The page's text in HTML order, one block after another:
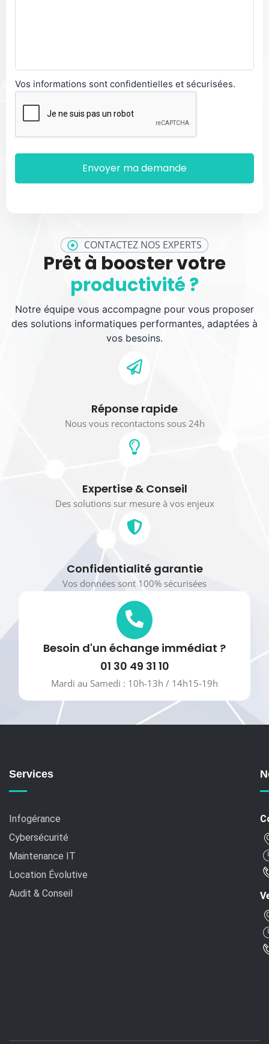
CONTACTEZ NOS EXPERTS
Prêt à booster votre
productivité ?
Notre équipe vous accompagne pour vous proposer
des solutions informatiques performantes, adaptées à
vos besoins.
Réponse rapide
Nous vous recontactons sous 24h
Expertise & Conseil
Des solutions sur mesure à vos enjeux
Confidentialité garantie
Vos données sont 100% sécurisées
Besoin d'un échange immédiat ?
01 30 49 31 10
Mardi au Samedi : 10h-13h / 14h15-19h
Vos informations sont confidentielles et sécurisées.
Services
Infogérance
Cybersécurité
Maintenance IT
Location Évolutive
Audit & Conseil